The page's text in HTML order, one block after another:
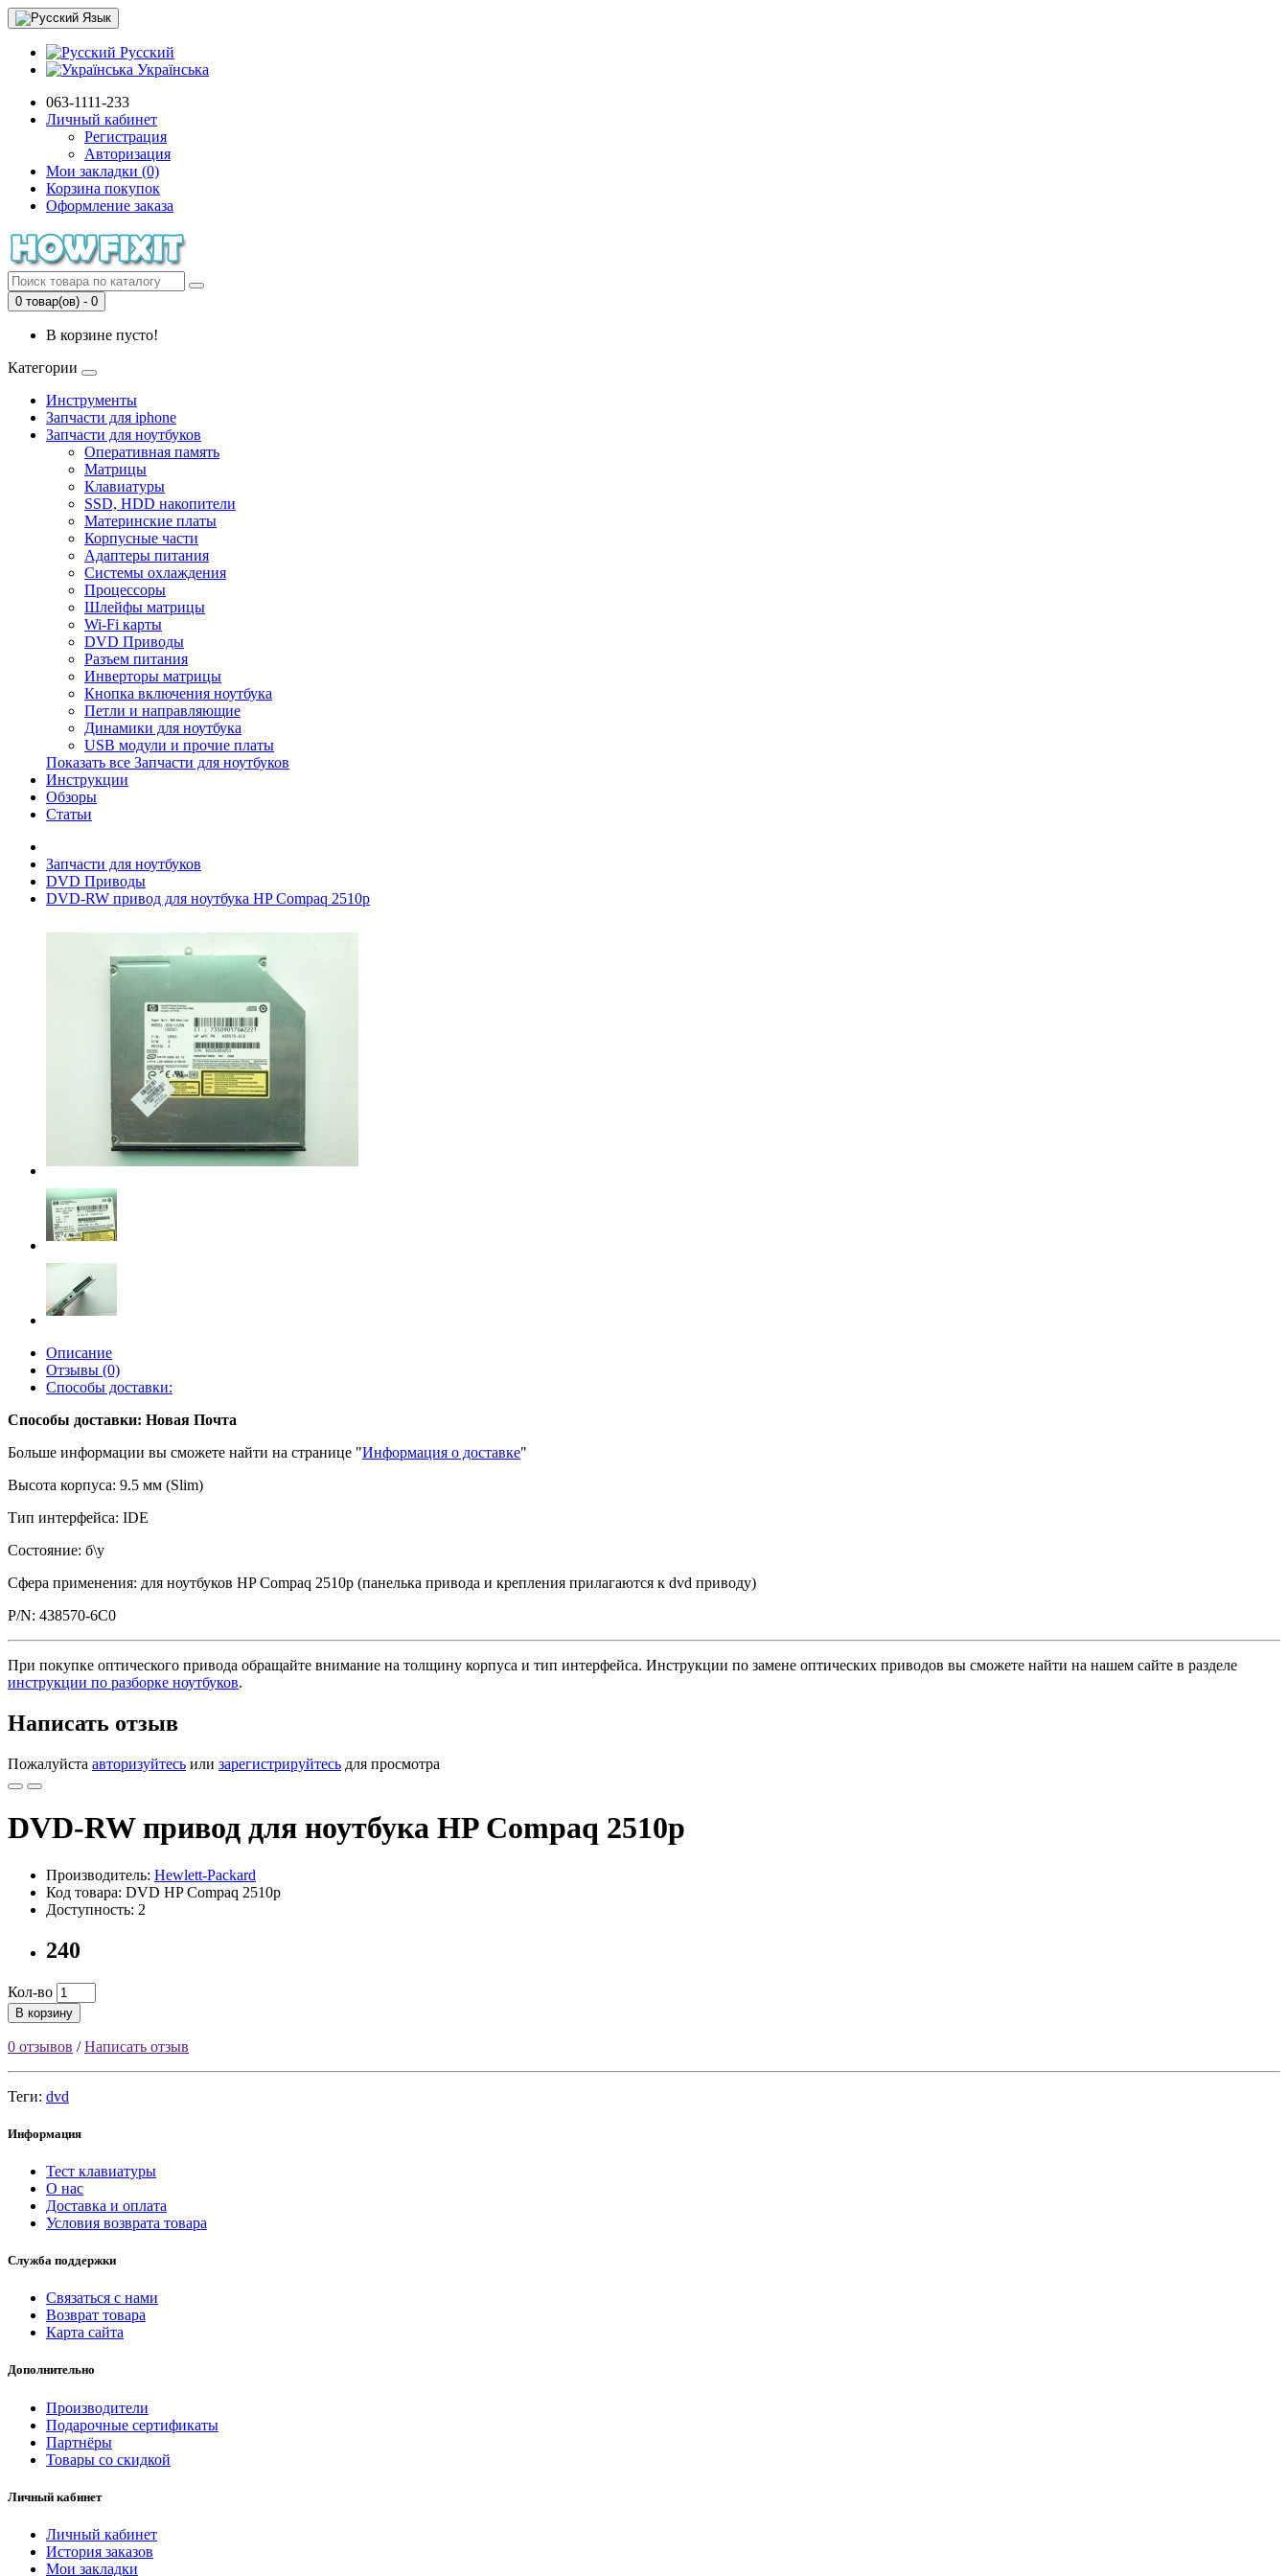
Язык
Русский
Українська
063-1111-233
Личный кабинет
Регистрация
Авторизация
Мои закладки (0)
Корзина покупок
Оформление заказа
0 товар(ов) - 0
В корзине пусто!
Категории
Инструменты
Запчасти для iphone
Запчасти для ноутбуков
Оперативная память
Матрицы
Клавиатуры
SSD, HDD накопители
Материнские платы
Корпусные части
Адаптеры питания
Системы охлаждения
Процессоры
Шлейфы матрицы
Wi-Fi карты
DVD Приводы
Разъем питания
Инверторы матрицы
Кнопка включения ноутбука
Петли и направляющие
Динамики для ноутбука
USB модули и прочие платы
Показать все Запчасти для ноутбуков
Инструкции
Обзоры
Статьи
Запчасти для ноутбуков
DVD Приводы
DVD-RW привод для ноутбука HP Compaq 2510p
Описание
Отзывы (0)
Способы доставки:
Способы доставки: Новая Почта
Больше информации вы сможете найти на странице "Информация о доставке"
Высота корпуса: 9.5 мм (Slim)
Тип интерфейса: IDE
Состояние: б\у
Сфера применения: для ноутбуков HP Compaq 2510p (панелька привода и крепления прилагаются к dvd приводу)
P/N: 438570-6С0
При покупке оптического привода обращайте внимание на толщину корпуса и тип интерфейса. Инструкции по замене оптических приводов вы сможете найти на нашем сайте в разделе
инструкции по разборке ноутбуков.
Написать отзыв
Пожалуйста авторизуйтесь или зарегистрируйтесь для просмотра
DVD-RW привод для ноутбука HP Compaq 2510p
Производитель: Hewlett-Packard
Код товара: DVD HP Compaq 2510p
Доступность: 2
240
Кол-во
В корзину
0 отзывов /Написать отзыв
Теги: dvd
Информация
Тест клавиатуры
О нас
Доставка и оплата
Условия возврата товара
Служба поддержки
Связаться с нами
Возврат товара
Карта сайта
Дополнительно
Производители
Подарочные сертификаты
Партнёры
Товары со скидкой
Личный кабинет
Личный кабинет
История заказов
Мои закладки